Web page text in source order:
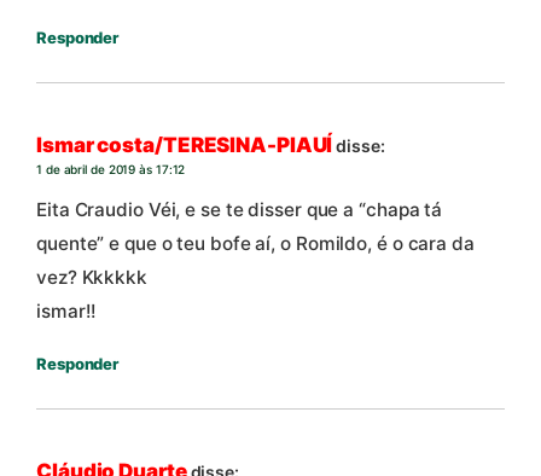
Responder
Ismar costa/TERESINA-PIAUÍdisse:
1 de abril de 2019 às 17:12
Eita Craudio Véi, e se te disser que a “chapa tá
quente” e que o teu bofe aí, o Romildo, é o cara da
vez? Kkkkkk
ismar!!
Responder
Cláudio Duartedisse: